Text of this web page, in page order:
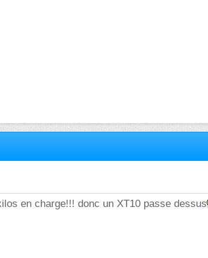
en charge!!! donc un XT10 passe dessus